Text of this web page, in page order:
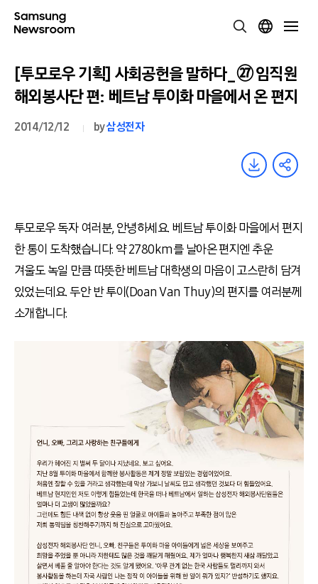
[투모로우 기획] 사회공헌을 말하다_㉗ 임직원
해외봉사단 편: 베트남 투이화 마을에서 온 편지
2014/12/12 by삼성전자
투모로우 독자 여러분, 안녕하세요. 베트남 투이화 마을에서 편지
한 통이 도착했습니다. 약 2780km를 날아온 편지엔 추운
겨울도 녹일 만큼 따뜻한 베트남 대학생의 마음이 고스란히 담겨
있었는데요. 두안 반 투이(Doan Van Thuy)의 편지를 여러분께
소개합니다.